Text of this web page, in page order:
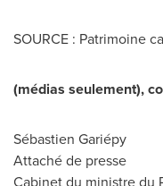
SOURCE : Patrimoine
(médias seulement),
Sébastien Gariépy
Attaché de presse